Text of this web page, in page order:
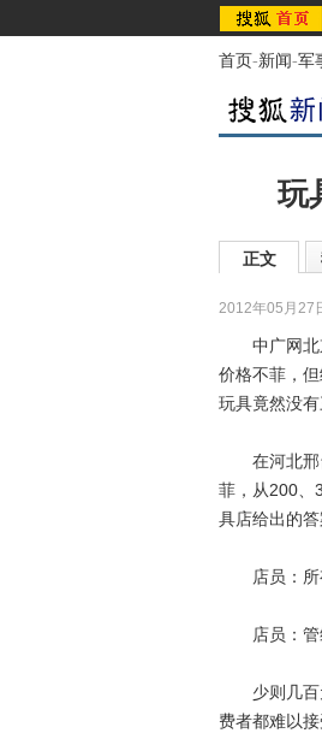
首页-新闻-军
玩
正文
2012年05月27
中广网北京
价格不菲，
玩具竟然没有
在河北邢台
菲，从200、
具店给出的答
店员：所有
店员：管
少则几百元
费者都难以